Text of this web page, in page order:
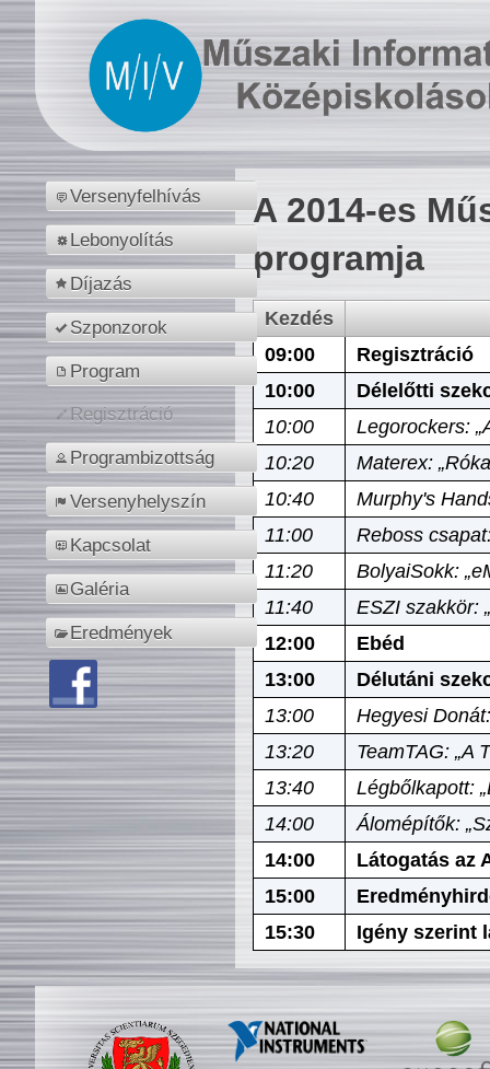
Versenyfelhívás
Lebonyolítás
Díjazás
Szponzorok
Program
Regisztráció
Programbizottság
Versenyhelyszín
Kapcsolat
Galéria
Eredmények
A 2014-es
programja
Kezdés
09:00
Regisztráció
10:00
Délelőtti
10:00
Legorockers:
10:20
Materex:
10:40
Murphy's
11:00
Reboss
11:20
BolyaiSokk:
11:40
ESZI szakkör:
12:00
Ebéd
13:00
Délutáni
13:00
Hegyesi
13:20
TeamTAG: „A
13:40
Légbőlkapott:
14:00
Álomépítők:
14:00
Látogatás az
15:00
15:30
Igény szerint